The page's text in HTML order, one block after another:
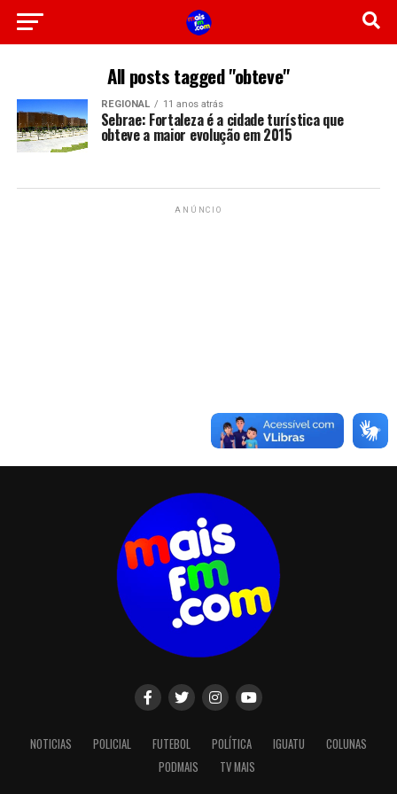
All posts tagged "obteve"
REGIONAL 11 anos atrás
Sebrae: Fortaleza é a cidade turística que
obteve a maior evolução em 2015
ANÚNCIO
NOTICIAS POLICIAL FUTEBOL POLÍTICA IGUATU
COLUNAS
PODMAIS
TV MAIS